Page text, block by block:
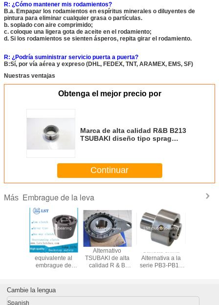
R: ¿Cómo mantener mis rodamientos?
B.a. Empapar los rodamientos en espíritus minerales o diluyentes de
pintura para eliminar cualquier grasa o partículas.
b. soplado con aire comprimido;
c. coloque una ligera gota de aceite en el rodamiento;
d. Si los rodamientos se sienten ásperos, repita girar el rodamiento.
R: ¿Podría suministrar servicio puerta a puerta?
B:Sí, por vía aérea y expreso (DHL, FEDEX, TNT, ARAMEX, EMS, SF)
Nuestras ventajas
Obtenga el mejor precio por
Marca de alta calidad R&B B213
TSUBAKI diseño tipo sprag
Continuar
Más Embrague de la leva
Máquina de
minería utiliza el
embrague
TSUBAKI BS160
embrague de
Embrague
mecánico de
embrague de un
levas de TSUBAKI
BS220 y el
Cambie la lengua
Spanish